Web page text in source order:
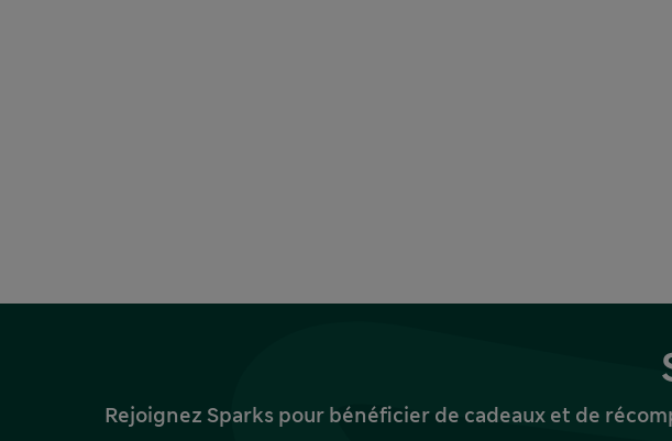
Rejoignez Sparks pour bénéficier de cadeaux et de